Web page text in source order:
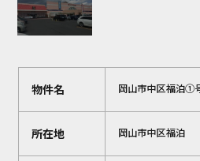
物件名 岡山市中区福泊①
所在地 岡山市中区福泊